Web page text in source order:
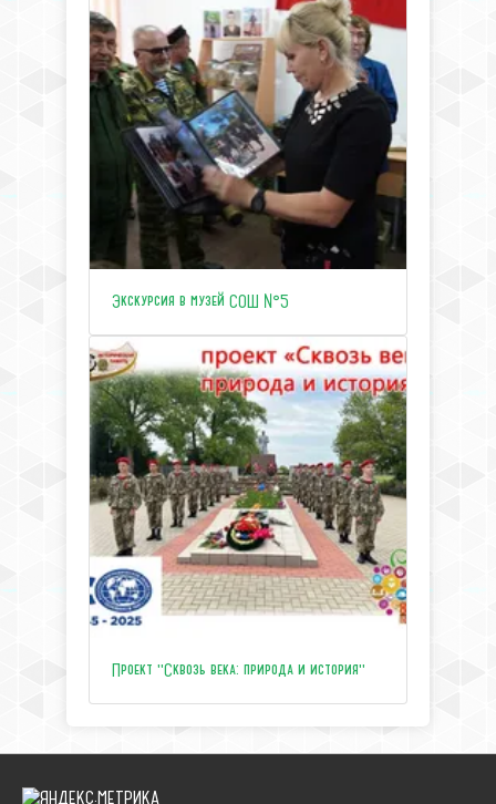
Экскурсия в музей СОШ №5
Проект "Сквозь века: природа и история"